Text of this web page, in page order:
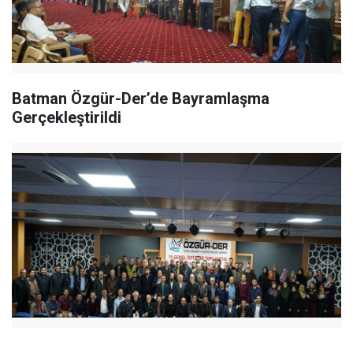
Batman Özgür-Der’de Bayramlaşma
Gerçekleştirildi